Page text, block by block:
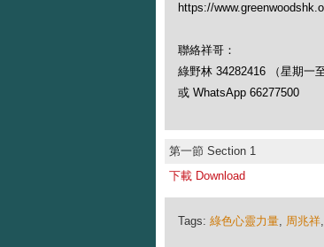
https://
聯絡祥哥：
綠野林 34282416 （星期一
或 WhatsApp 66277500
第一節 Section 1
下載 Download
Tags: 綠色心靈力量, 周兆祥,